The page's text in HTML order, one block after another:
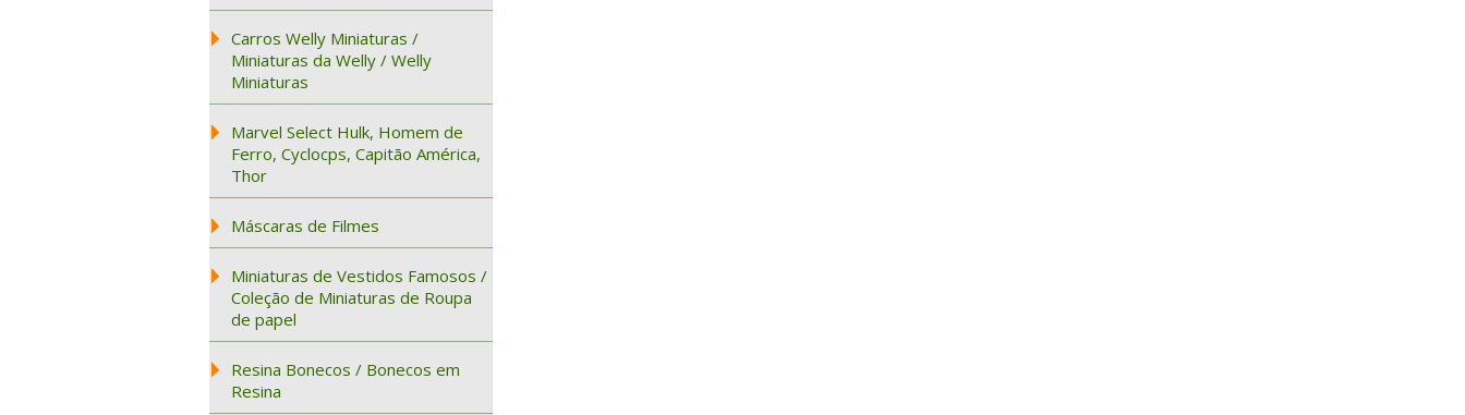
Carros Welly Miniaturas /
Miniaturas da Welly / Welly
Miniaturas
Marvel Select Hulk, Homem de
Ferro, Cyclocps, Capitão América,
Thor
Máscaras de Filmes
Miniaturas de Vestidos Famosos /
Coleção de Miniaturas de Roupa
de papel
Resina Bonecos / Bonecos em
Resina